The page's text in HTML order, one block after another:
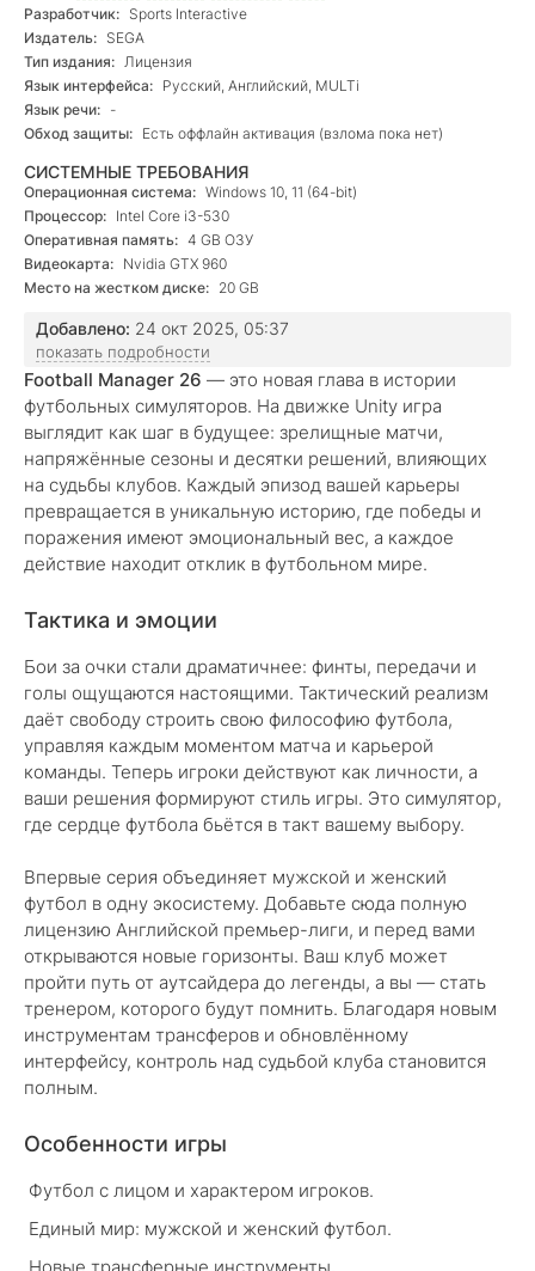
Разработчик: Sports Interactive
Издатель: SEGA
Тип издания: Лицензия
Язык интерфейса: Русский, Английский, MULTi
Язык речи: -
Обход защиты: Есть оффлайн активация (взлома пока нет)
СИСТЕМНЫЕ ТРЕБОВАНИЯ
Операционная система: Windows 10, 11 (64-bit)
Процессор: Intel Core i3-530
Оперативная память: 4 GB ОЗУ
Видеокарта: Nvidia GTX 960
Место на жестком диске: 20 GB
Добавлено: 24 окт 2025, 05:37
показать подробности
Football Manager 26 — это новая глава в истории
футбольных симуляторов. На движке Unity игра
выглядит как шаг в будущее: зрелищные матчи,
напряжённые сезоны и десятки решений, влияющих
на судьбы клубов. Каждый эпизод вашей карьеры
превращается в уникальную историю, где победы и
поражения имеют эмоциональный вес, а каждое
действие находит отклик в футбольном мире.
Тактика и эмоции
Бои за очки стали драматичнее: финты, передачи и
голы ощущаются настоящими. Тактический реализм
даёт свободу строить свою философию футбола,
управляя каждым моментом матча и карьерой
команды. Теперь игроки действуют как личности, а
ваши решения формируют стиль игры. Это симулятор,
где сердце футбола бьётся в такт вашему выбору.
Впервые серия объединяет мужской и женский
футбол в одну экосистему. Добавьте сюда полную
лицензию Английской премьер-лиги, и перед вами
открываются новые горизонты. Ваш клуб может
пройти путь от аутсайдера до легенды, а вы — стать
тренером, которого будут помнить. Благодаря новым
инструментам трансферов и обновлённому
интерфейсу, контроль над судьбой клуба становится
полным.
Особенности игры
Футбол с лицом и характером игроков.
Единый мир: мужской и женский футбол.